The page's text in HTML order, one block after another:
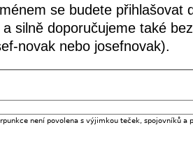
se budete přihlašovat
silně doporučujeme také
novak nebo josefnovak).
není povolena s výjimkou teček, spojovníků a